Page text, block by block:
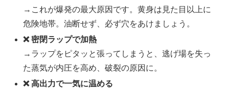
→これが爆発の最大原因です。黄身は見た目以上に
危険地帯。油断せず、必ず穴をあけましょう。
❌ 密閉ラップで加熱
→ラップをピタッと張ってしまうと、逃げ場を失っ
た蒸気が内圧を高め、破裂の原因に。
❌ 高出力で一気に温める